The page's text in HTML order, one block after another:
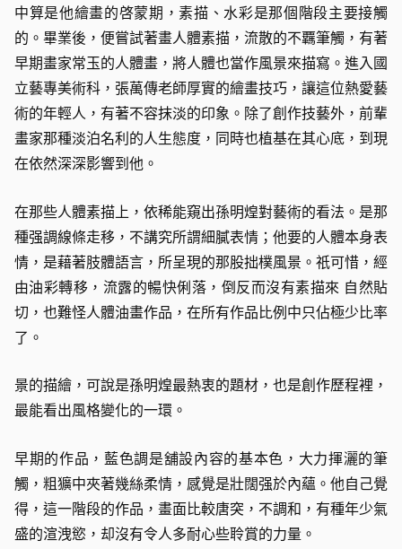
中算是他繪畫的啓蒙期，素描、水彩是那個階段主要接觸
的。畢業後，便嘗試著畫人體素描，流散的不覊筆觸，有著
早期畫家常玉的人體畫，將人體也當作風景來描寫。進入國
立藝專美術科，張萬傳老師厚實的繪畫技巧，讓這位熱愛藝
術的年輕人，有著不容抹淡的印象。除了創作技藝外，前輩
畫家那種淡泊名利的人生態度，同時也植基在其心底，到現
在依然深深影響到他。
在那些人體素描上，依稀能窺出孫明煌對藝術的看法。是那
種强調線條走移，不講究所謂細膩表情；他要的人體本身表
情，是藉著肢體語言，所呈現的那股拙樸風景。祇可惜，經
由油彩轉移，流露的暢快俐落，倒反而沒有素描來 自然貼
切，也難怪人體油畫作品，在所有作品比例中只佔極少比率
了。
景的描繪，可說是孫明煌最熱衷的題材，也是創作歷程裡，
最能看出風格變化的一環。
早期的作品，藍色調是舖設內容的基本色，大力揮灑的筆
觸，粗獷中夾著幾絲柔情，感覺是壯闊强於內蘊。他自己覺
得，這一階段的作品，畫面比較唐突，不調和，有種年少氣
盛的渲洩慾，却沒有令人多耐心些聆賞的力量。